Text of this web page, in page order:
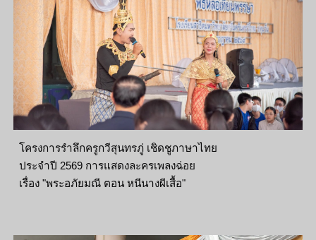
โครงการรำลึกครูกวีสุนทรภู่ เชิดชูภาษาไทย
ประจำปี 2569 การแสดงละครเพลงฉ่อย
เรื่อง "พระอภัยมณี ตอน หนีนางผีเสื้อ"